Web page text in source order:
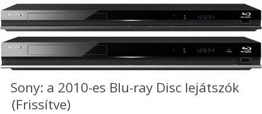
Sony: a 2010-es Blu-ray Disc lejátszók
(Frissítve)